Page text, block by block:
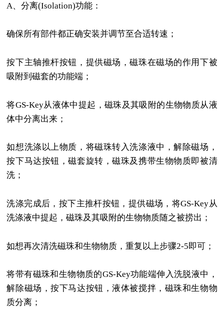
A、分离(Isolation)功能：
确保所有部件都正确安装并调节至合适转速；
按下主轴推杆按钮，提供磁场，磁珠在磁场的作用下被
吸附到磁套的功能端；
将GS-Key从液体中提起，磁珠及其吸附的生物物质从液
体中分离出来；
如想洗涤以上物质，将磁珠转入洗涤液中，解除磁场，
按下马达按钮，磁套旋转，磁珠及携带生物物质即被清
洗；
洗涤完成后，按下主推杆按钮，提供磁场，将GS-Key从
洗涤液中提起，磁珠及其吸附的生物物质随之被捞出；
如想再次清洗磁珠和生物物质，重复以上步骤2-5即可；
将带有磁珠和生物物质的GS-Key功能端伸入洗脱液中，
解除磁场，按下马达按钮，液体被搅拌，磁珠和生物物
质分离；